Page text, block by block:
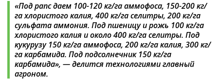
«Под рапс даем 100-120 кг/га аммофоса, 150-200 кг/
га хлористого калия, 400 кг/га селитры, 200 кг/га
сульфата аммония. Под пшеницу и рожь 100 кг/га
хлористого калия и около 400 кг/га селитры. Под
кукурузу 150 кг/га аммофоса, 200 кг/га калия, 300 кг/
га карбамида. Под подсолнечник 150 кг/га
карбамида», — делится технологиями главный
агроном.